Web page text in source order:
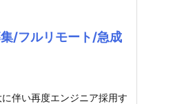
/フルリモート/急成
伴い再度エンジニア採用す